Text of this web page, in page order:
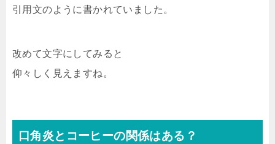
引用文のように書かれていました。
改めて文字にしてみると
仰々しく見えますね。
口角炎とコーヒーの関係はある？